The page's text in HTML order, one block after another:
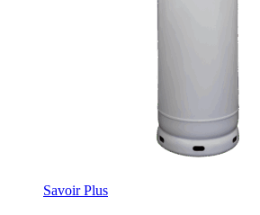
Savoir Plus